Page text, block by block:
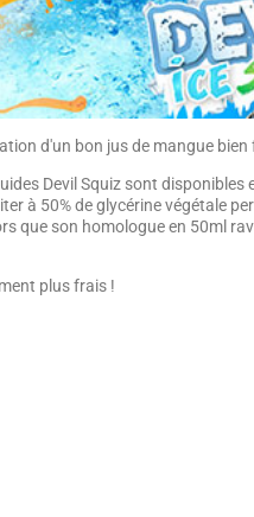
d'un bon jus de mangue
Devil Squiz sont disponibles
à 50% de glycérine végétale
que son homologue en 50ml
plus frais !